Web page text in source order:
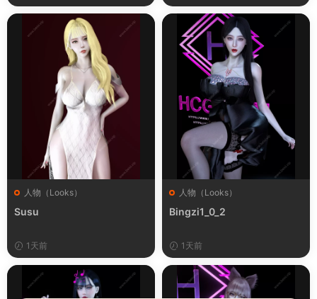
人物（Looks）
Susu
1天前
人物（Looks）
Bingzi1_0_2
1天前